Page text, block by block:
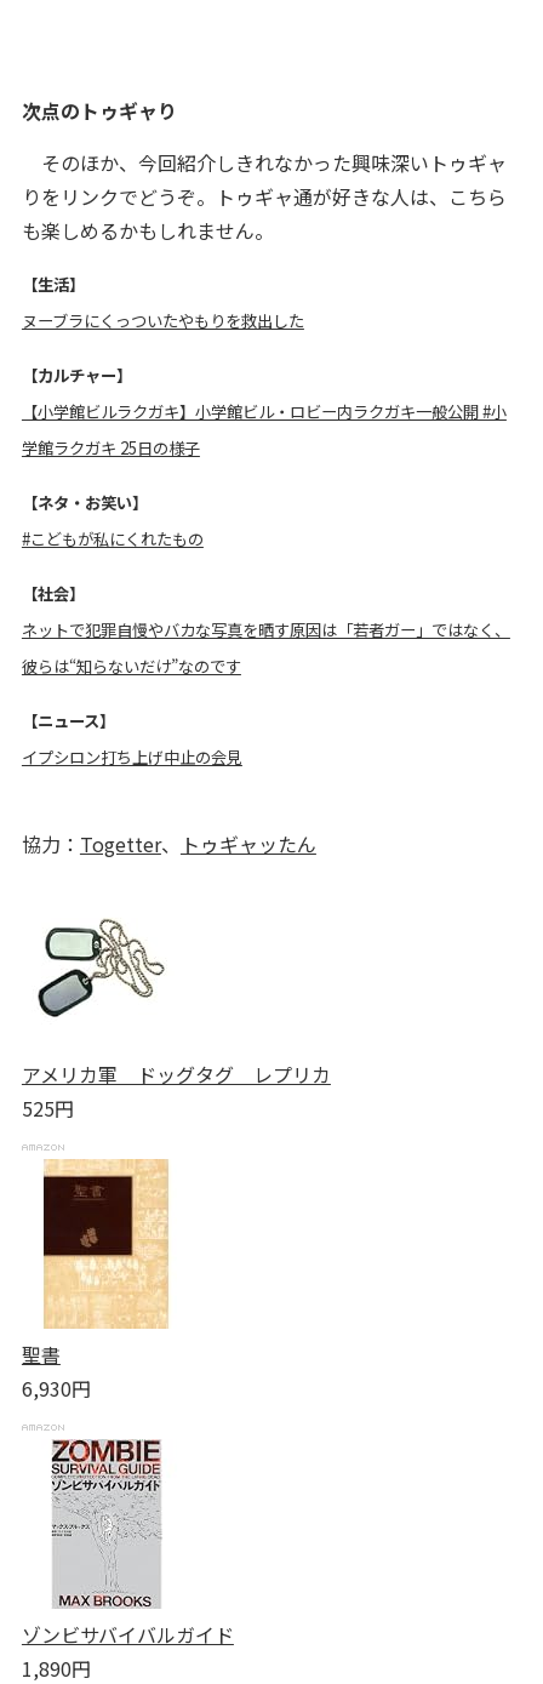
次点のトゥギャり
そのほか、今回紹介しきれなかった興味深いトゥギャ
りをリンクでどうぞ。トゥギャ通が好きな人は、こちら
も楽しめるかもしれません。
【生活】
ヌーブラにくっついたやもりを救出した
【カルチャー】
【小学館ビルラクガキ】小学館ビル・ロビー内ラクガキ一般公開 #小
学館ラクガキ 25日の様子
【ネタ・お笑い】
#こどもが私にくれたもの
【社会】
ネットで犯罪自慢やバカな写真を晒す原因は「若者ガー」ではなく、
彼らは“知らないだけ”なのです
【ニュース】
イプシロン打ち上げ中止の会見
協力： Togetter、 トゥギャッたん
アメリカ軍 ドッグタグ レプリカ
525円
聖書
6,930円
ゾンビサバイバルガイド
1,890円